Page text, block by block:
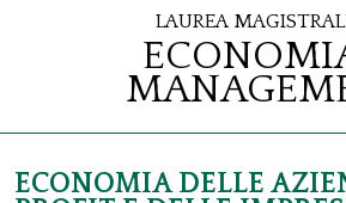
Laurea
ECONOMIA DELLE